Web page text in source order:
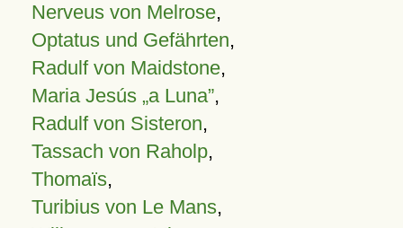
Nerveus von Melrose,
Optatus und Gefährten,
Radulf von Maidstone,
Maria Jesús „a Luna”,
Radulf von Sisteron,
Tassach von Raholp,
Thomaïs,
Turibius von Le Mans,